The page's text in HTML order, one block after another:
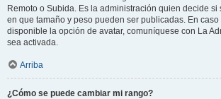
Remoto o Subida. Es la administración quien decide si
en que tamaño y peso pueden ser publicadas. En caso
disponible la opción de avatar, comuníquese con La
sea activada.
Arriba
¿Cómo se puede cambiar mi rango?